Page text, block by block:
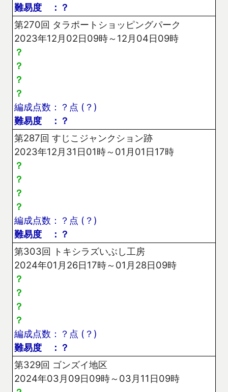
難易度 ：？
第270回 タラポートショッピングパーク
2023年12月02日09時～12月04日09時
？
？
？
？
編成点数：？点 (？)
難易度 ：？
第287回 すじこジャンクション跡
2023年12月31日01時～01月01日17時
？
？
？
？
編成点数：？点 (？)
難易度 ：？
第303回 トキシラズいぶし工房
2024年01月26日17時～01月28日09時
？
？
？
？
編成点数：？点 (？)
難易度 ：？
第329回 ゴンズイ地区
2024年03月09日09時～03月11日09時